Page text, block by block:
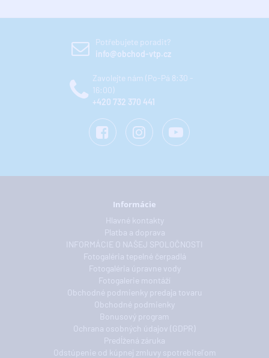
Potřebujete poradit?
info@obchod-vtp.cz
Zavolejte nám (Po-Pá 8:30 -
16:00)
+420 732 370 441
Informácie
Hlavné kontakty
Platba a doprava
INFORMÁCIE O NAŠEJ SPOLOČNOSTI
Fotogaléria tepelné čerpadlá
Fotogaléria úpravne vody
Fotogalerie montáží
Obchodné podmienky predaja tovaru
Obchodné podmienky
Bonusový program
Ochrana osobných údajov (GDPR)
Predĺžená záruka
Odstúpenie od kúpnej zmluvy spotrebiteľom